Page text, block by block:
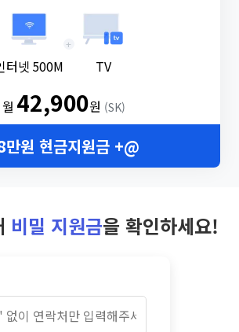
터넷 500M
+
TV
월 42,900원 (SK)
원 현금지원금 +@
비밀 지원금을 확인하세요!